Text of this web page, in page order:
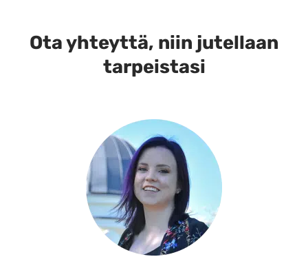
tehdä
valinnat
tuotteen
Ota yhteyttä, niin jutellaan
tarpeistasi